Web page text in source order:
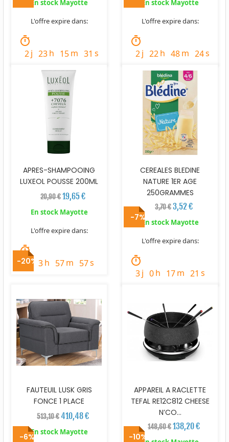
En stock Mayotte
L'offre expire dans:
timer
2j 23h 15m 30 s
En stock Mayotte
L'offre expire dans:
timer
2j 22h 48m 23s
APRES-SHAMPOOING
LUXEOL POUSSE 200ML
20,90 €19,65 €
En stock Mayotte
L'offre expire dans:
timer
4j 3h 57m 56s
CEREALES BLEDINE
NATURE 1ER AGE
250GRAMMES
3,70 €3,52 €
En stock Mayotte
L'offre expire dans:
timer
3j 0h 17m 20 s
-20%
FAUTEUIL LUSK GRIS
FONCE 1 PLACE
513,10 €410,48 €
En stock Mayotte
-7%
APPAREIL A RACLETTE
TEFAL RE12C812 CHEESE
N’CO...
148,60 €138,20 €
-6% -10%